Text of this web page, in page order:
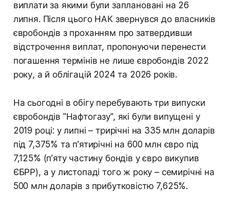
виплати за якими були заплановані на 26
липня. Після цього НАК звернувся до власників
євробондів з проханням про затвердивши
відстрочення виплат, пропонуючи перенести
погашення термінів не лише євробондів 2022
року, а й облігацій 2024 та 2026 років.
На сьогодні в обігу перебувають три випуски
євробондів "Нафтогазу", які були випущені у
2019 році: у липні – трирічні на 335 млн доларів
під 7,375% та п’ятирічні на 600 млн євро під
7,125% (п’яту частину бондів у євро викупив
ЄБРР), а у листопаді того ж року – семирічні на
500 млн доларів з прибутковістю 7,625%.